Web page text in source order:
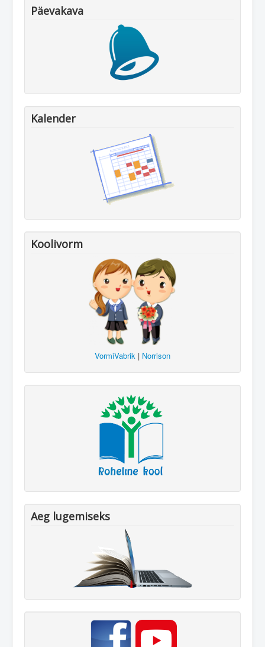
Päevakava
Kalender
Koolivorm
VormiVabrik | Norrison
Aeg lugemiseks